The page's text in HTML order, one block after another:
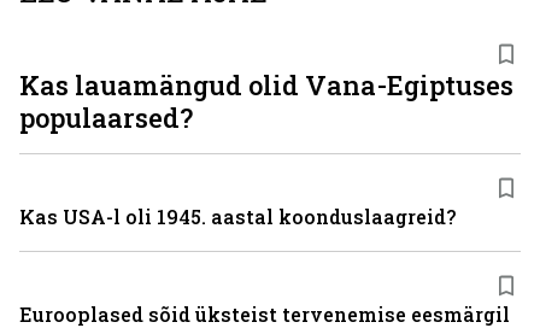
Kas lauamängud olid Vana-Egiptuses
populaarsed?
Kas USA-l oli 1945. aastal koonduslaagreid?
Eurooplased sõid üksteist tervenemise eesmärgil